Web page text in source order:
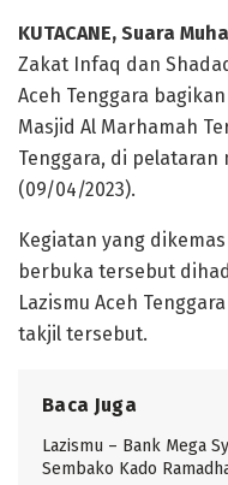
KUTACANE, Suara
Zakat Infaq dan
Aceh Tenggara
Masjid Al Marhamah
Tenggara, di pelataran
(09/04/2023).
Kegiatan yang
berbuka tersebut
Lazismu Aceh
takjil tersebut.
Baca Juga
Lazismu – Bank Mega
Sembako Kado